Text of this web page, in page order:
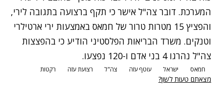
המערכת. דובר צה"ל אישר כי תקף ברצועה בתגובה לירי,
והפציץ 15 מטרות טרור של חמאס באמצעות ירי ארטילרי
וטנקים. משרד הבריאות הפלסטיני הודיע כי בהפצצות
צה"ל נהרגו 4 בני אדם ו-120 נפצעו.
חמאס ישראל עוטף עזה צה"ל רצועת עזה רקטות
מצאתם טעות לשון?